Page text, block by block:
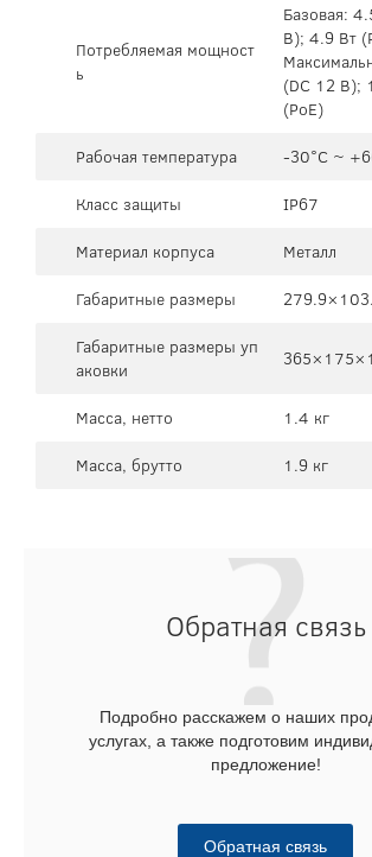
Потребляемая мощност
ь
Базовая:
В); 4.9 Вт
(DC 12 В);
(PoE)
Рабочая температура
-30°C ~
Класс защиты
IP67
Материал корпуса
Металл
Габаритные размеры
Габаритные размеры уп
аковки
Масса, нетто
1.4 кг
Масса, брутто
1.9 кг
Обратная связь
Подробно расскажем о наших
услугах, а также подготовим
предложение!
Обратная связь